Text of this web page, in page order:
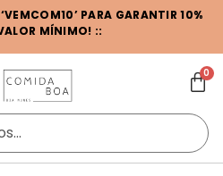
PARA GARANTIR 10%
MÍNIMO! ::
0